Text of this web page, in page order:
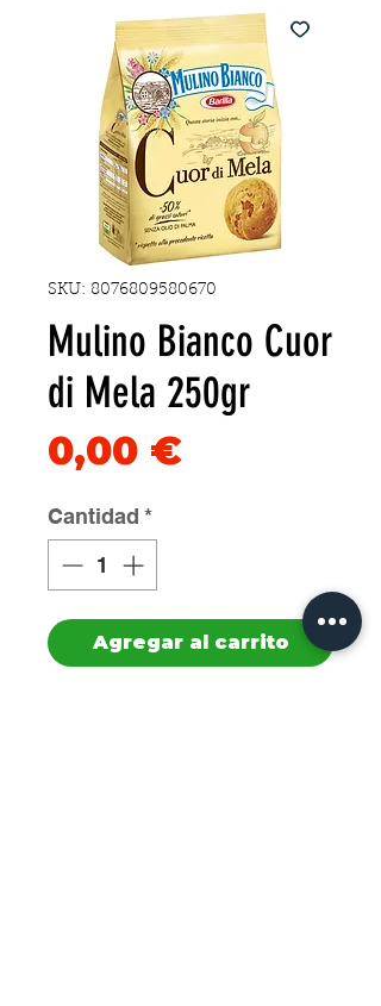
SKU: 8076809580670
Mulino Bianco Cuor
di Mela 250gr
0,00 €Precio
Cantidad *
Agregar al carrito